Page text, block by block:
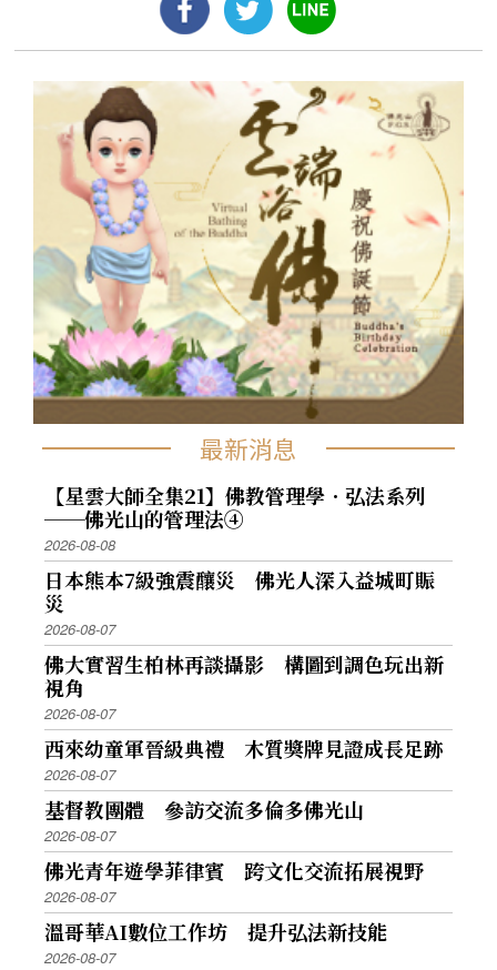
最新消息
【星雲大師全集21】佛教管理學．弘法系列
──佛光山的管理法④
2026-08-08
日本熊本7級強震釀災 佛光人深入益城町賑
災
2026-08-07
佛大實習生柏林再談攝影 構圖到調色玩出新
視角
2026-08-07
西來幼童軍晉級典禮 木質獎牌見證成長足跡
2026-08-07
基督教團體 參訪交流多倫多佛光山
2026-08-07
佛光青年遊學菲律賓 跨文化交流拓展視野
2026-08-07
溫哥華AI數位工作坊 提升弘法新技能
2026-08-07